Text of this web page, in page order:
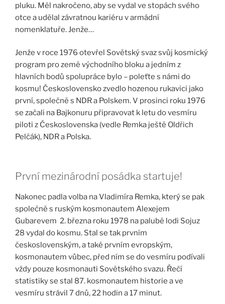
pluku. Měl nakročeno, aby se vydal ve stopách svého
otce a udělal závratnou kariéru v armádní
nomenklatuře. Jenže…
Jenže v roce 1976 otevřel Sovětský svaz svůj kosmický
program pro země východního bloku a jedním z
hlavních bodů spolupráce bylo – poleťte s námi do
kosmu! Československo zvedlo hozenou rukavici jako
první, společně s NDR a Polskem. V prosinci roku 1976
se začali na Bajkonuru připravovat k letu do vesmíru
piloti z Československa (vedle Remka ještě Oldřich
Pelčák), NDR a Polska.
První mezinárodní posádka startuje!
Nakonec padla volba na Vladimíra Remka, který se pak
společně s ruským kosmonautem Alexejem
Gubarevem 2. března roku 1978 na palubě lodi Sojuz
28 vydal do kosmu. Stal se tak prvním
československým, a také prvním evropským,
kosmonautem vůbec, před ním se do vesmíru podívali
vždy pouze kosmonauti Sovětského svazu. Řečí
statistiky se stal 87. kosmonautem historie a ve
vesmíru strávil 7 dnů, 22 hodin a 17 minut.